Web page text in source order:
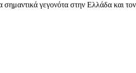
σημαντικά γεγονότα στην Ελλάδα και